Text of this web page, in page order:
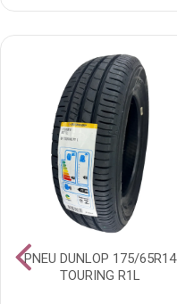
PNEU DUNLOP 175/65R14
TOURING R1L